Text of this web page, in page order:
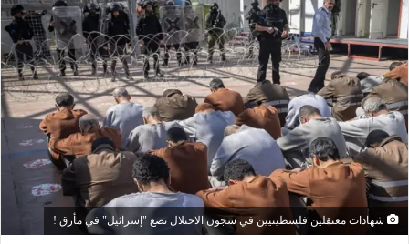
شهادات معتقلين فلسطينيين في سجون الاحتلال تضع "إسرائيل" في مأزق !